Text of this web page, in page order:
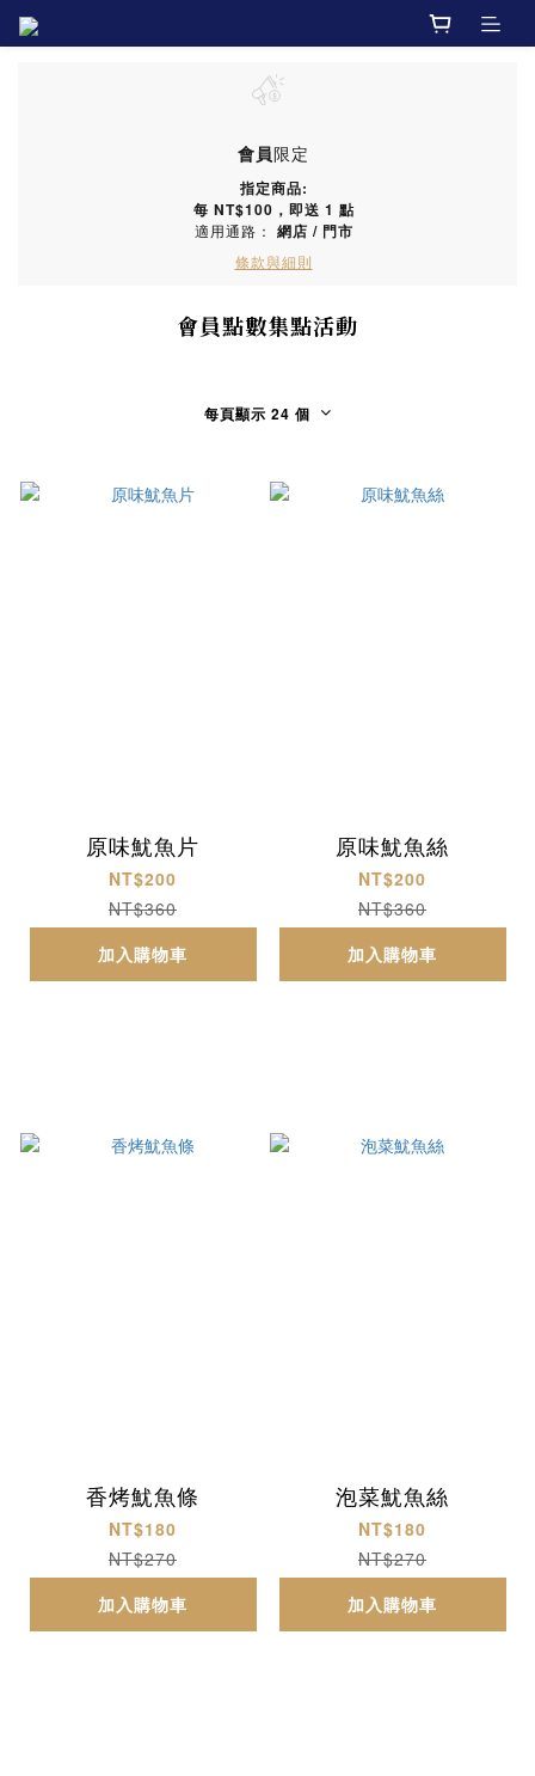
會員限定
指定商品:
每 NT$100 ，即送 1 點
適用通路： 網店 / 門市
條款與細則
會員點數集點活動
每頁顯示 24 個
原味魷魚片
NT$200
NT$360
加入購物車
原味魷魚絲
NT$200
NT$360
加入購物車
香烤魷魚條
NT$180
NT$270
加入購物車
泡菜魷魚絲
NT$180
NT$270
加入購物車